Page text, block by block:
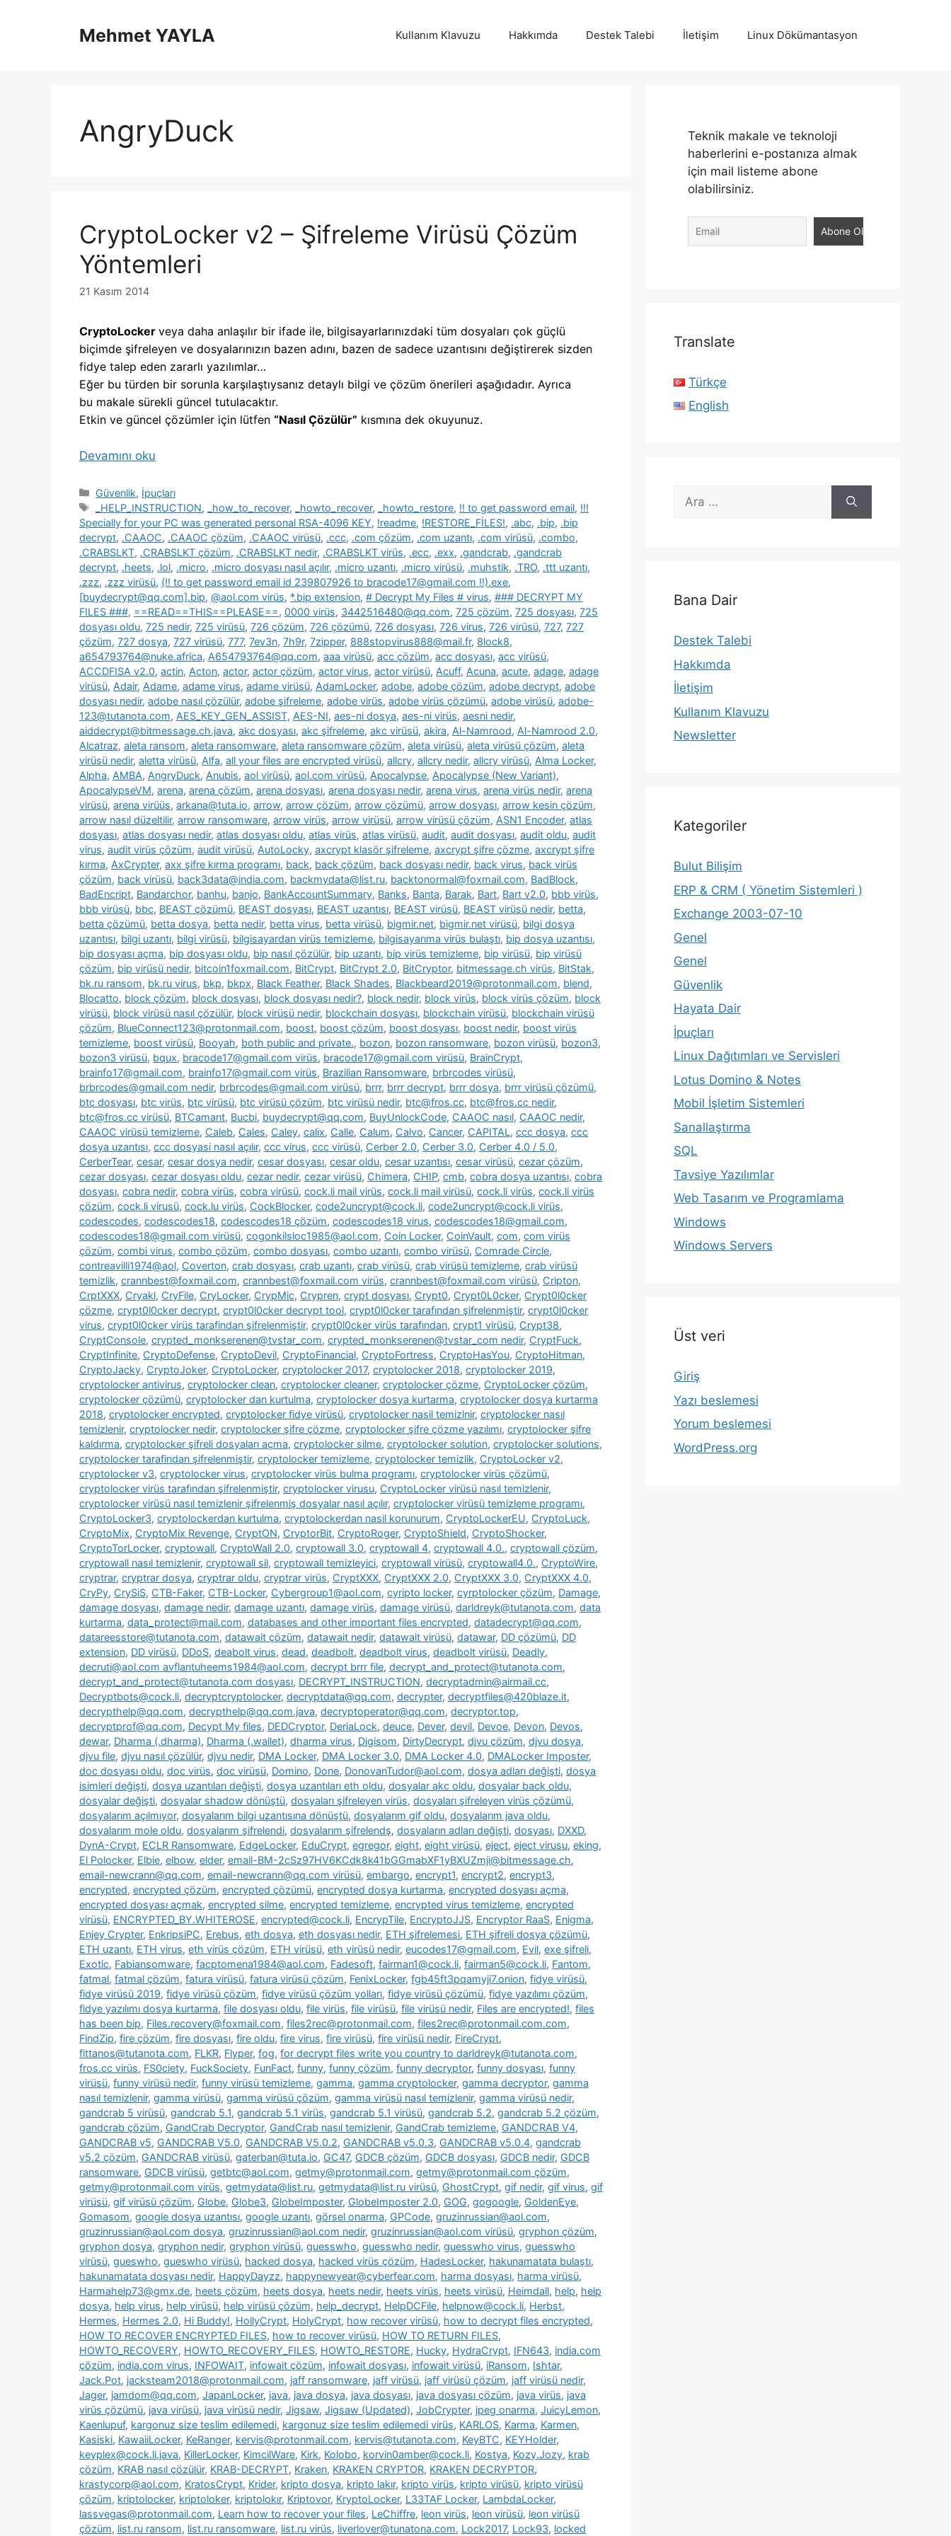
Mehmet YAYLA Kullanım Klavuzu Hakkımda Destek Talebi İletişim Linux Dökümantasyon
AngryDuck
CryptoLocker v2 – Şifreleme Virüsü Çözüm
Yöntemleri
21 Kasım 2014
CryptoLocker veya daha anlaşılır bir ifade ile, bilgisayarlarınızdaki tüm dosyaları çok güçlü
biçimde şifreleyen ve dosyalarınızın bazen adını, bazen de sadece uzantısını değiştirerek sizden
fidye talep eden zararlı yazılımlar…
Eğer bu türden bir sorunla karşılaştıysanız detaylı bilgi ve çözüm önerileri aşağıdadır. Ayrıca
bu makale sürekli güncel tutulacaktır.
Etkin ve güncel çözümler için lütfen “Nasıl Çözülür” kısmına dek okuyunuz.
Devamını oku
Kategoriler
Güvenlik, İpuçları
Etiketler
_HELP_INSTRUCTION, _how_to_recover, _howto_recover, _howto_restore, !! to get password email, !!!
Specially for your PC was generated personal RSA-4096 KEY, !readme, !RESTORE_FİLES!, .abc, .bip, .bip
decrypt, .CAAOC, .CAAOC çözüm, .CAAOC virüsü, .ccc, .com çözüm, .com uzantı, .com virüsü, .combo,
.CRABSLKT, .CRABSLKT çözüm, .CRABSLKT nedir, .CRABSLKT virüs, .ecc, .exx, .gandcrab, .gandcrab
decrypt, .heets, .lol, .micro, .micro dosyası nasıl açılır, .micro uzantı, .micro virüsü, .muhstik, .TRO, .ttt uzantı,
.zzz, .zzz virüsü, (!! to get password email id 239807926 to bracode17@gmail.com !!).exe,
[buydecrypt@qq.com].bip, @aol.com virüs, *.bip extension, # Decrypt My Files # virus, ### DECRYPT MY
FILES ###, ==READ==THIS==PLEASE==, 0000 virüs, 3442516480@qq.com, 725 çözüm, 725 dosyası, 725
dosyası oldu, 725 nedir, 725 virüsü, 726 çözüm, 726 çözümü, 726 dosyası, 726 virus, 726 virüsü, 727, 727
çözüm, 727 dosya, 727 virüsü, 777, 7ev3n, 7h9r, 7zipper, 888stopvirus888@mail.fr, 8lock8,
a654793764@nuke.africa, A654793764@qq.com, aaa virüsü, acc çözüm, acc dosyası, acc virüsü,
ACCDFISA v2.0, actin, Acton, actor, actor çözüm, actor virus, actor virüsü, Acuff, Acuna, acute, adage, adage
virüsü, Adair, Adame, adame virus, adame virüsü, AdamLocker, adobe, adobe çözüm, adobe decrypt, adobe
dosyası nedir, adobe nasıl çözülür, adobe şifreleme, adobe virüs, adobe virüs çözümü, adobe virüsü, adobe-
123@tutanota.com, AES_KEY_GEN_ASSIST, AES-NI, aes-ni dosya, aes-ni virüs, aesni nedir,
aiddecrypt@bitmessage.ch.java, akc dosyası, akc şifreleme, akc virüsü, akira, Al-Namrood, Al-Namrood 2.0,
Alcatraz, aleta ransom, aleta ransomware, aleta ransomware çözüm, aleta virüsü, aleta virüsü çözüm, aleta
virüsü nedir, aletta virüsü, Alfa, all your files are encrypted virüsü, allcry, allcry nedir, allcry virüsü, Alma Locker,
Alpha, AMBA, AngryDuck, Anubis, aol virüsü, aol.com virüsü, Apocalypse, Apocalypse (New Variant),
ApocalypseVM, arena, arena çözüm, arena dosyası, arena dosyası nedir, arena virus, arena virüs nedir, arena
virüsü, arena virüüs, arkana@tuta.io, arrow, arrow çözüm, arrow çözümü, arrow dosyası, arrow kesin çözüm,
arrow nasıl düzeltilir, arrow ransomware, arrow virüs, arrow virüsü, arrow virüsü çözüm, ASN1 Encoder, atlas
dosyası, atlas dosyası nedir, atlas dosyası oldu, atlas virüs, atlas virüsü, audit, audit dosyası, audit oldu, audit
virus, audit virüs çözüm, audit virüsü, AutoLocky, axcrypt klasör şifreleme, axcrypt şifre çözme, axcrypt şifre
kırma, AxCrypter, axx şifre kırma programı, back, back çözüm, back dosyası nedir, back virus, back virüs
çözüm, back virüsü, back3data@india.com, backmydata@list.ru, backtonormal@foxmail.com, BadBlock,
BadEncript, Bandarchor, banhu, banjo, BankAccountSummary, Banks, Banta, Barak, Bart, Bart v2.0, bbb virüs,
bbb virüsü, bbc, BEAST çözümü, BEAST dosyası, BEAST uzantısı, BEAST virüsü, BEAST virüsü nedir, betta,
betta çözümü, betta dosya, betta nedir, betta virus, betta virüsü, bigmir.net, bigmir.net virüsü, bilgi dosya
uzantısı, bilgi uzantı, bilgi virüsü, bilgisayardan virüs temizleme, bilgisayarıma virüs bulaştı, bip dosya uzantısı,
bip dosyası açma, bip dosyası oldu, bip nasıl çözülür, bip uzantı, bip virüs temizleme, bip virüsü, bip virüsü
çözüm, bip virüsü nedir, bitcoin1foxmail.com, BitCrypt, BitCrypt 2.0, BitCryptor, bitmessage.ch virüs, BitStak,
bk.ru ransom, bk.ru virus, bkp, bkpx, Black Feather, Black Shades, Blackbeard2019@protonmail.com, blend,
Blocatto, block çözüm, block dosyası, block dosyası nedir?, block nedir, block virüs, block virüs çözüm, block
virüsü, block virüsü nasıl çözülür, block virüsü nedir, blockchain dosyası, blockchain virüsü, blockchain virüsü
çözüm, BlueConnect123@protonmail.com, boost, boost çözüm, boost dosyası, boost nedir, boost virüs
temizleme, boost virüsü, Booyah, both public and private., bozon, bozon ransomware, bozon virüsü, bozon3,
bozon3 virüsü, bqux, bracode17@gmail.com virüs, bracode17@gmail.com virüsü, BrainCrypt,
brainfo17@gmail.com, brainfo17@gmail.com virüs, Brazilian Ransomware, brbrcodes virüsü,
brbrcodes@gmail.com nedir, brbrcodes@gmail.com virüsü, brrr, brrr decrypt, brrr dosya, brrr virüsü çözümü,
btc dosyası, btc virüs, btc virüsü, btc virüsü çözüm, btc virüsü nedir, btc@fros.cc, btc@fros.cc nedir,
btc@fros.cc virüsü, BTCamant, Bucbi, buydecrypt@qq.com, BuyUnlockCode, CAAOC nasıl, CAAOC nedir,
CAAOC virüsü temizleme, Caleb, Cales, Caley, calix, Calle, Calum, Calvo, Cancer, CAPITAL, ccc dosya, ccc
dosya uzantısı, ccc dosyasi nasıl açılır, ccc virus, ccc virüsü, Cerber 2.0, Cerber 3.0, Cerber 4.0 / 5.0,
CerberTear, cesar, cesar dosya nedir, cesar dosyası, cesar oldu, cesar uzantısı, cesar virüsü, cezar çözüm,
cezar dosyası, cezar dosyası oldu, cezar nedir, cezar virüsü, Chimera, CHIP, cmb, cobra dosya uzantısı, cobra
dosyası, cobra nedir, cobra virüs, cobra virüsü, cock.li mail virüs, cock.li mail virüsü, cock.li virüs, cock.li virüs
çözüm, cock.li virusü, cock.lu virüs, CockBlocker, code2uncrypt@cock.li, code2uncrypt@cock.li virüs,
codescodes, codescodes18, codescodes18 çözüm, codescodes18 virus, codescodes18@gmail.com,
codescodes18@gmail.com virüsü, cogonkilsloc1985@aol.com, Coin Locker, CoinVault, com, com virüs
çözüm, combi virus, combo çözüm, combo dosyası, combo uzantı, combo virüsü, Comrade Circle,
contreavilli1974@aol, Coverton, crab dosyası, crab uzantı, crab virüsü, crab virüsü temizleme, crab virüsü
temizlik, crannbest@foxmail.com, crannbest@foxmail.com virüs, crannbest@foxmail.com virüsü, Cripton,
CrptXXX, Cryakl, CryFile, CryLocker, CrypMic, Crypren, crypt dosyası, Crypt0, Crypt0L0cker, Crypt0l0cker
çözme, crypt0l0cker decrypt, crypt0l0cker decrypt tool, crypt0l0cker tarafından şifrelenmiştir, crypt0l0cker
virus, crypt0l0cker virüs tarafindan şifrelenmiştir, crypt0l0cker virüs tarafından, crypt1 virüsü, Crypt38,
CryptConsole, crypted_monkserenen@tvstar_com, crypted_monkserenen@tvstar_com nedir, CryptFuck,
CryptInfinite, CryptoDefense, CryptoDevil, CryptoFinancial, CryptoFortress, CryptoHasYou, CryptoHitman,
CryptoJacky, CryptoJoker, CryptoLocker, cryptolocker 2017, cryptolocker 2018, cryptolocker 2019,
cryptolocker antivirus, cryptolocker clean, cryptolocker cleaner, cryptolocker çözme, CryptoLocker çözüm,
cryptolocker çözümü, cryptolocker dan kurtulma, cryptolocker dosya kurtarma, cryptolocker dosya kurtarma
2018, cryptolocker encrypted, cryptolocker fidye virüsü, cryptolocker nasil temizlnir, cryptolocker nasıl
temizlenir, cryptolocker nedir, cryptolocker şifre çözme, cryptolocker şifre çözme yazılımı, cryptolocker şifre
kaldırma, cryptolocker şifreli dosyaları açma, cryptolocker silme, cryptolocker solution, cryptolocker solutions,
cryptolocker tarafindan şifrelenmiştir, cryptolocker temizleme, cryptolocker temizlik, CryptoLocker v2,
cryptolocker v3, cryptolocker virus, cryptolocker virüs bulma programı, cryptolocker virüs çözümü,
cryptolocker virüs tarafından şifrelenmiştir, cryptolocker virusu, CryptoLocker virüsü nasıl temizlenir,
cryptolocker virüsü nasıl temizlenir şifrelenmiş dosyalar nasıl açılır, cryptolocker virüsü temizleme programı,
CryptoLocker3, cryptolockerdan kurtulma, cryptolockerdan nasil korunurum, CryptoLockerEU, CryptoLuck,
CryptoMix, CryptoMix Revenge, CryptON, CryptorBit, CryptoRoger, CryptoShield, CryptoShocker,
CryptoTorLocker, cryptowall, CryptoWall 2.0, cryptowall 3.0, cryptowall 4, cryptowall 4.0., cryptowall çözüm,
cryptowall nasıl temizlenir, cryptowall sil, cryptowall temizleyici, cryptowall virüsü, cryptowall4.0., CryptoWire,
cryptrar, cryptrar dosya, cryptrar oldu, cryptrar virüs, CryptXXX, CryptXXX 2.0, CryptXXX 3.0, CryptXXX 4.0,
CryPy, CrySiS, CTB-Faker, CTB-Locker, Cybergroup1@aol.com, cyripto locker, cyrptolocker çözüm, Damage,
damage dosyası, damage nedir, damage uzantı, damage virüs, damage virüsü, darldreyk@tutanota.com, data
kurtarma, data_protect@mail.com, databases and other important files encrypted, datadecrypt@qq.com,
datareesstore@tutanota.com, datawait çözüm, datawait nedir, datawait virüsü, datawar, DD çözümü, DD
extension, DD virüsü, DDoS, deabolt virus, dead, deadbolt, deadbolt virus, deadbolt virüsü, Deadly,
decruti@aol.com avflantuheems1984@aol.com, decrypt brrr file, decrypt_and_protect@tutanota.com,
decrypt_and_protect@tutanota.com dosyası, DECRYPT_INSTRUCTION, decryptadmin@airmail.cc,
Decryptbots@cock.li, decryptcryptolocker, decryptdata@qq.com, decrypter, decryptfiles@420blaze.it,
decrypthelp@qq.com, decrypthelp@qq.com.java, decryptoperator@qq.com, decryptor.top,
decryptprof@qq.com, Decypt My files, DEDCryptor, DeriaLock, deuce, Dever, devil, Devoe, Devon, Devos,
dewar, Dharma (.dharma), Dharma (.wallet), dharma virus, Digisom, DirtyDecrypt, djvu çözüm, djvu dosya,
djvu file, djvu nasıl çözülür, djvu nedir, DMA Locker, DMA Locker 3.0, DMA Locker 4.0, DMALocker Imposter,
doc dosyası oldu, doc virüs, doc virüsü, Domino, Done, DonovanTudor@aol.com, dosya adları değişti, dosya
isimleri değişti, dosya uzantıları değişti, dosya uzantıları eth oldu, dosyalar akc oldu, dosyalar back oldu,
dosyalar değişti, dosyalar shadow dönüştü, dosyaları şifreleyen virüs, dosyaları şifreleyen virüs çözümü,
dosyalarım açılmıyor, dosyalarım bilgi uzantısına dönüştü, dosyalarım gif oldu, dosyalarım java oldu,
dosyalarım mole oldu, dosyalarım şifrelendi, dosyalarım şifrelendş, dosyaların adları değişti, dosyası, DXXD,
DynA-Crypt, ECLR Ransomware, EdgeLocker, EduCrypt, egregor, eight, eight virüsü, eject, eject virusu, eking,
El Polocker, Elbie, elbow, elder, email-BM-2cSz97HV6KCdk8k41bGGmabXF1yBXUZmji@bitmessage.ch,
email-newcrann@qq.com, email-newcrann@qq.com virüsü, embargo, encrypt1, encrypt2, encrypt3,
encrypted, encrypted çözüm, encrypted çözümü, encrypted dosya kurtarma, encrypted dosyası açma,
encrypted dosyası açmak, encrypted silme, encrypted temizleme, encrypted virus temizleme, encrypted
virüsü, ENCRYPTED_BY.WHITEROSE, encrypted@cock.li, EncrypTile, EncryptoJJS, Encryptor RaaS, Enigma,
Enjey Crypter, EnkripsiPC, Erebus, eth dosya, eth dosyası nedir, ETH şifrelemesi, ETH şifreli dosya çözümü,
ETH uzantı, ETH virus, eth virüs çözüm, ETH virüsü, eth virüsü nedir, eucodes17@gmail.com, Evil, exe şifreli,
Exotic, Fabiansomware, facptomena1984@aol.com, Fadesoft, fairman1@cock.li, fairman5@cock.li, Fantom,
fatmal, fatmal çözüm, fatura virüsü, fatura virüsü çözüm, FenixLocker, fgb45ft3pqamyji7.onion, fidye virüsü,
fidye virüsü 2019, fidye virüsü çözüm, fidye virüsü çözüm yolları, fidye virüsü çözümü, fidye yazılımı çözüm,
fidye yazılımı dosya kurtarma, file dosyası oldu, file virüs, file virüsü, file virüsü nedir, Files are encrypted!, files
has been bip, Files.recovery@foxmail.com, files2rec@protonmail.com, files2rec@protonmail.com.com,
FindZip, fire çözüm, fire dosyası, fire oldu, fire virus, fire virüsü, fire virüsü nedir, FireCrypt,
fittanos@tutanota.com, FLKR, Flyper, fog, for decrypt files write you country to darldreyk@tutanota.com,
fros.cc virüs, FS0ciety, FuckSociety, FunFact, funny, funny çözüm, funny decryptor, funny dosyası, funny
virüsü, funny virüsü nedir, funny virüsü temizleme, gamma, gamma cryptolocker, gamma decryptor, gamma
nasıl temizlenir, gamma virüsü, gamma virüsü çözüm, gamma virüsü nasıl temizlenir, gamma virüsü nedir,
gandcrab 5 virüsü, gandcrab 5.1, gandcrab 5.1 virüs, gandcrab 5.1 virüsü, gandcrab 5.2, gandcrab 5.2 çözüm,
gandcrab çözüm, GandCrab Decryptor, GandCrab nasıl temizlenir, GandCrab temizleme, GANDCRAB V4,
GANDCRAB v5, GANDCRAB V5.0, GANDCRAB V5.0.2, GANDCRAB v5.0.3, GANDCRAB v5.0.4, gandcrab
v5.2 çözüm, GANDCRAB virüsü, gaterban@tuta.io, GC47, GDCB çözüm, GDCB dosyası, GDCB nedir, GDCB
ransomware, GDCB virüsü, getbtc@aol.com, getmy@protonmail.com, getmy@protonmail.com çözüm,
getmy@protonmail.com virüs, getmydata@list.ru, getmydata@list.ru virüsü, GhostCrypt, gif nedir, gif virus, gif
virüsü, gif virüsü çözüm, Globe, Globe3, GlobeImposter, GlobeImposter 2.0, GOG, gogoogle, GoldenEye,
Gomasom, google dosya uzantısı, google uzantı, görsel onarma, GPCode, gruzinrussian@aol.com,
gruzinrussian@aol.com dosya, gruzinrussian@aol.com nedir, gruzinrussian@aol.com virüsü, gryphon çözüm,
gryphon dosya, gryphon nedir, gryphon virüsü, guesswho, guesswho nedir, guesswho virus, guesswho
virüsü, gueswho, gueswho virüsü, hacked dosya, hacked virüs çözüm, HadesLocker, hakunamatata bulaştı,
hakunamatata dosyası nedir, HappyDayzz, happynewyear@cyberfear.com, harma dosyası, harma virüsü,
Harmahelp73@gmx.de, heets çözüm, heets dosya, heets nedir, heets virüs, heets virüsü, Heimdall, help, help
dosya, help virus, help virüsü, help virüsü çözüm, help_decrypt, HelpDCFile, helpnow@cock.li, Herbst,
Hermes, Hermes 2.0, Hi Buddy!, HollyCrypt, HolyCrypt, how recover virüsü, how to decrypt files encrypted,
HOW TO RECOVER ENCRYPTED FILES, how to recover virüsü, HOW TO RETURN FILES,
HOWTO_RECOVERY, HOWTO_RECOVERY_FILES, HOWTO_RESTORE, Hucky, HydraCrypt, IFN643, india.com
çözüm, india.com virus, INFOWAIT, infowait çözüm, infowait dosyası, infowait virüsü, iRansom, Ishtar,
Jack.Pot, jacksteam2018@protonmail.com, jaff ransomware, jaff virüsü, jaff virüsü çözüm, jaff virüsü nedir,
Jager, jamdom@qq.com, JapanLocker, java, java dosya, java dosyası, java dosyası çözüm, java virüs, java
virüs çözümü, java virüsü, java virüsü nedir, Jigsaw, Jigsaw (Updated), JobCrypter, jpeg onarma, JuicyLemon,
Kaenlupuf, kargonuz size teslim edilemedi, kargonuz size teslim edilemedi virüs, KARLOS, Karma, Karmen,
Kasiski, KawaiiLocker, KeRanger, kervis@protonmail.com, kervis@tutanota.com, KeyBTC, KEYHolder,
keyplex@cock.li.java, KillerLocker, KimcilWare, Kirk, Kolobo, korvin0amber@cock.li, Kostya, Kozy.Jozy, krab
çözüm, KRAB nasıl çözülür, KRAB-DECRYPT, Kraken, KRAKEN CRYPTOR, KRAKEN DECRYPTOR,
krastycorp@aol.com, KratosCrypt, Krider, kripto dosya, kripto lakır, kripto virüs, kripto virüsü, kripto virüsü
çözüm, kriptolocker, kriptoloker, kriptolokır, Kriptovor, KryptoLocker, L33TAF Locker, LambdaLocker,
lassvegas@protonmail.com, Learn how to recover your files, LeChiffre, leon virüs, leon virüsü, leon virüsü
çözüm, list.ru ransom, list.ru ransomware, list.ru virüs, liverlover@tunatona.com, Lock2017, Lock93, locked
Teknik makale ve teknoloji
haberlerini e-postanıza almak
için mail listeme abone
olabilirsiniz.
Translate
Türkçe
English
için
Bana Dair
Destek Talebi
Hakkımda
İletişim
Kullanım Klavuzu
Newsletter
Kategoriler
Bulut Bilişim
ERP & CRM ( Yönetim Sistemleri )
Exchange 2003-07-10
Genel
Genel
Güvenlik
Hayata Dair
İpuçları
Linux Dağıtımları ve Servisleri
Lotus Domino & Notes
Mobil İşletim Sistemleri
Sanallaştırma
SQL
Tavsiye Yazılımlar
Web Tasarım ve Programlama
Windows
Windows Servers
Üst veri
Giriş
Yazı beslemesi
Yorum beslemesi
WordPress.org